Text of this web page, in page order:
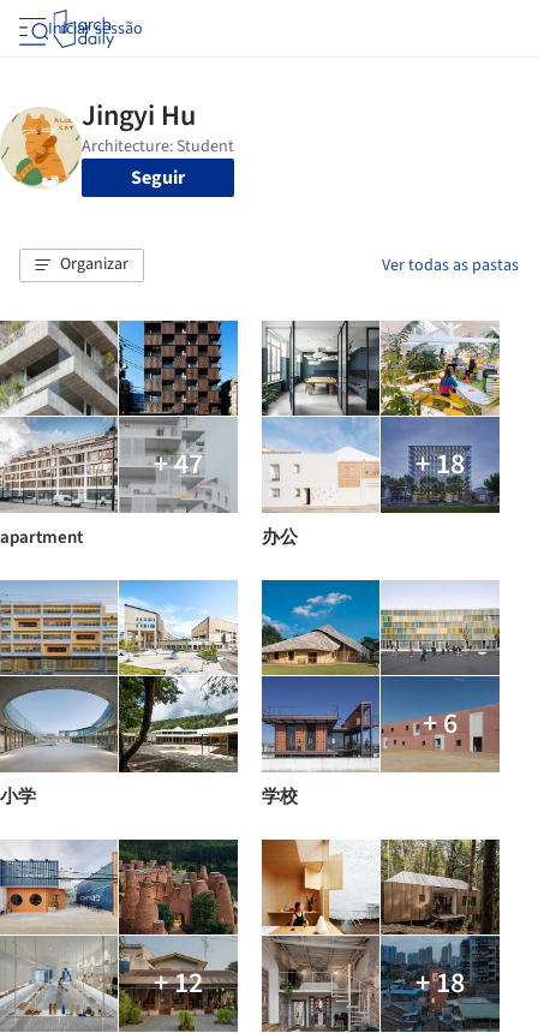
Iniciar sessão
Seguir
Organizar Ver todas as pastas
+ 47
apartment
+ 18
办公
小学
+ 6
学校
+ 12 + 18